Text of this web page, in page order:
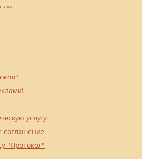
услугу
соглашение
"Протокол"